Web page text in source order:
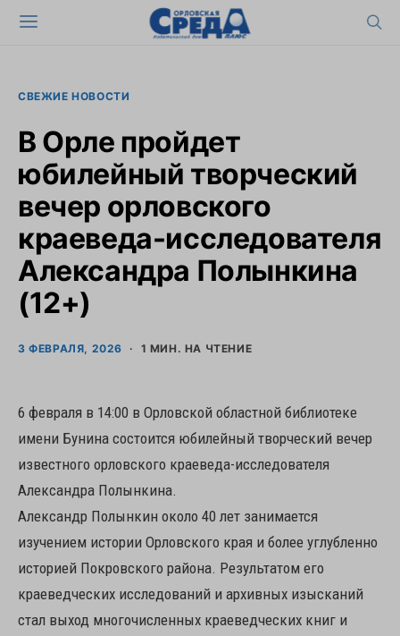
СВЕЖИЕ НОВОСТИ
В Орле пройдет
юбилейный творческий
вечер орловского
краеведа-исследователя
Александра Полынкина
(12+)
3 ФЕВРАЛЯ, 2026 1 МИН. НА ЧТЕНИЕ
6 февраля в 14:00 в Орловской областной библиотеке
имени Бунина состоится юбилейный творческий вечер
известного орловского краеведа-исследователя
Александра Полынкина.
Александр Полынкин около 40 лет занимается
изучением истории Орловского края и более углубленно
историей Покровского района. Результатом его
краеведческих исследований и архивных изысканий
стал выход многочисленных краеведческих книг и